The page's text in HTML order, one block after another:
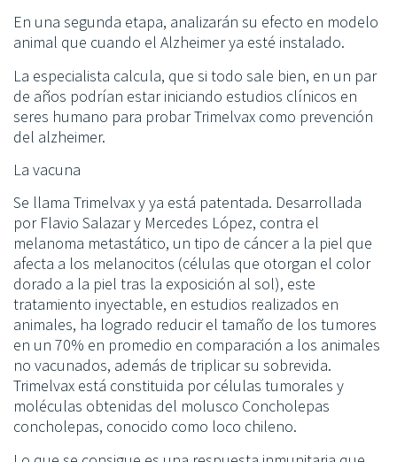
En una segunda etapa, analizarán su efecto en modelo
animal que cuando el Alzheimer ya esté instalado.
La especialista calcula, que si todo sale bien, en un par
de años podrían estar iniciando estudios clínicos en
seres humano para probar Trimelvax como prevención
del alzheimer.
La vacuna
Se llama Trimelvax y ya está patentada. Desarrollada
por Flavio Salazar y Mercedes López, contra el
melanoma metastático, un tipo de cáncer a la piel que
afecta a los melanocitos (células que otorgan el color
dorado a la piel tras la exposición al sol), este
tratamiento inyectable, en estudios realizados en
animales, ha logrado reducir el tamaño de los tumores
en un 70% en promedio en comparación a los animales
no vacunados, además de triplicar su sobrevida.
Trimelvax está constituida por células tumorales y
moléculas obtenidas del molusco Concholepas
concholepas, conocido como loco chileno.